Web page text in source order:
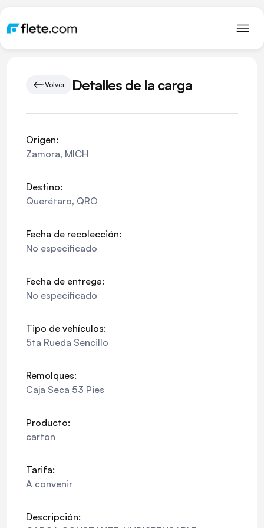
Volver Detalles de la carga
Origen:
Zamora, MICH
Destino:
Querétaro, QRO
Fecha de recolección:
No especificado
Fecha de entrega:
No especificado
Tipo de vehículos:
5ta Rueda Sencillo
Remolques:
Caja Seca 53 Pies
Producto:
carton
Tarifa:
A convenir
Descripción: